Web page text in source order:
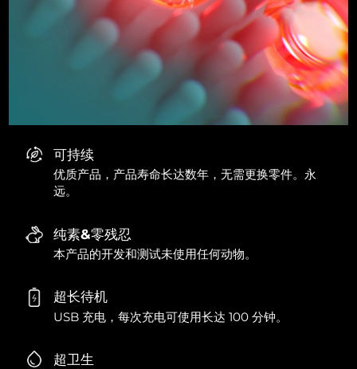
可持续
优质产品，产品寿命长达数年，无需更换零件。永
远。
纯素&零残忍
本产品的开发和测试未使用任何动物。
超长待机
USB 充电，每次充电可使用长达 100 分钟。
超卫生